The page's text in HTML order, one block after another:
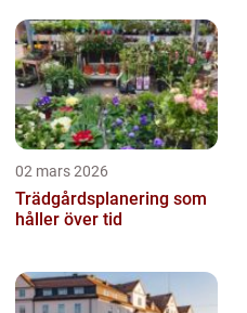
02 mars 2026
Trädgårdsplanering som
håller över tid